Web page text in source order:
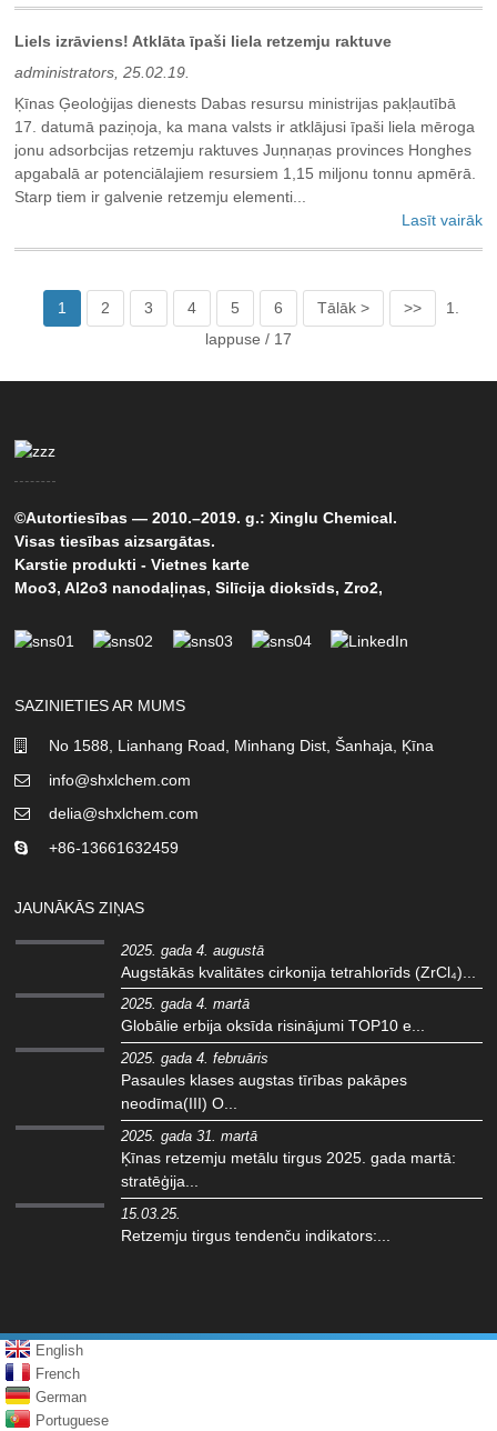
Liels izrāviens! Atklāta īpaši liela retzemju raktuve
administrators, 25.02.19.
Ķīnas Ģeoloģijas dienests Dabas resursu ministrijas pakļautībā
17. datumā paziņoja, ka mana valsts ir atklājusi īpaši liela mēroga
jonu adsorbcijas retzemju raktuves Juņnaņas provinces Honghes
apgabalā ar potenciālajiem resursiem 1,15 miljonu tonnu apmērā.
Starp tiem ir galvenie retzemju elementi...
Lasīt vairāk
1 2 3 4 5 6 Tālāk > >>
1.
lappuse / 17
©Autortiesības — 2010.–2019. g.: Xinglu Chemical.
Visas tiesības aizsargātas.
Karstie produkti -Vietnes karte
Moo3,Al2o3 nanodaļiņas,Silīcija dioksīds,Zro2,
SAZINIETIES AR MUMS
No 1588, Lianhang Road, Minhang Dist, Šanhaja, Ķīna
info@shxlchem.com
delia@shxlchem.com
+86-13661632459
JAUNĀKĀS ZIŅAS
2025. gada 4. augustā
Augstākās kvalitātes cirkonija tetrahlorīds (ZrCl₄)...
2025. gada 4. martā
Globālie erbija oksīda risinājumi TOP10 e...
2025. gada 4. februāris
Pasaules klases augstas tīrības pakāpes
neodīma(III) O...
2025. gada 31. martā
Ķīnas retzemju metālu tirgus 2025. gada martā:
stratēģija...
15.03.25.
Retzemju tirgus tendenču indikators:...
English
French
German
Portuguese